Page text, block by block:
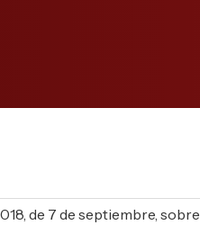
de 7 de septiembre, sobre